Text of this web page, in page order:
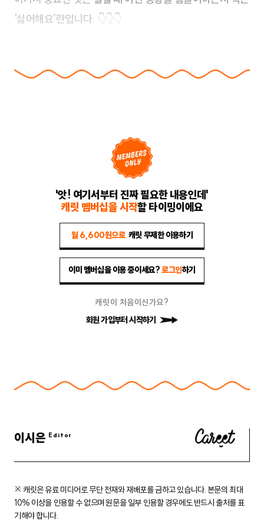
‘싫어해요’란입니다. 👇👇👇
'앗! 여기서부터 진짜 필요한 내용인데'
캐릿 멤버십을 시작할 타이밍이에요
월 6,600원으로 캐릿 무제한 이용하기
이미 멤버십을 이용 중이세요?로그인하기
캐릿이 처음이신가요?
회원 가입부터 시작하기
이시은
※ 캐릿은 유료 미디어로 무단 전재와 재배포를 금하고 있습니다. 본문의 최대
10% 이상을 인용할 수 없으며 원문을 일부 인용할 경우에도반드시 출처를 표
기해야 합니다.